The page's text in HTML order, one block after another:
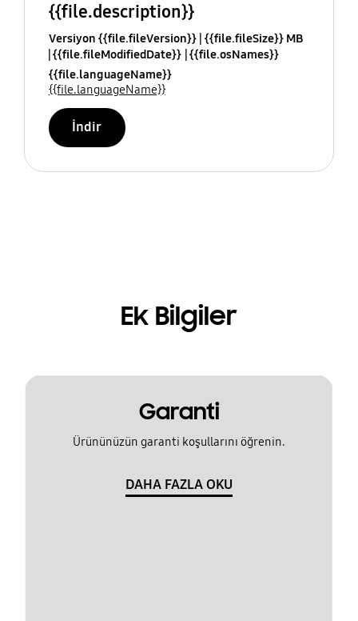
{{file.description}}
Versiyon {{file.fileVersion}} {{file.fileSize}} MB
{{file.fileModifiedDate}} {{file.osNames}}
{{file.languageName}}
{{file.languageName}}
İndir
Ek Bilgiler
Garanti
Ürününüzün garanti koşullarını öğrenin.
DAHA FAZLA OKU